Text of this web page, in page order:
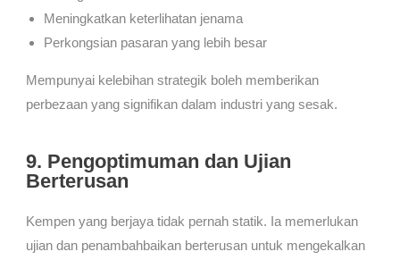
Meningkatkan keterlihatan jenama
Perkongsian pasaran yang lebih besar
Mempunyai kelebihan strategik boleh memberikan
perbezaan yang signifikan dalam industri yang sesak.
9. Pengoptimuman dan Ujian
Berterusan
Kempen yang berjaya tidak pernah statik. Ia memerlukan
ujian dan penambahbaikan berterusan untuk mengekalkan